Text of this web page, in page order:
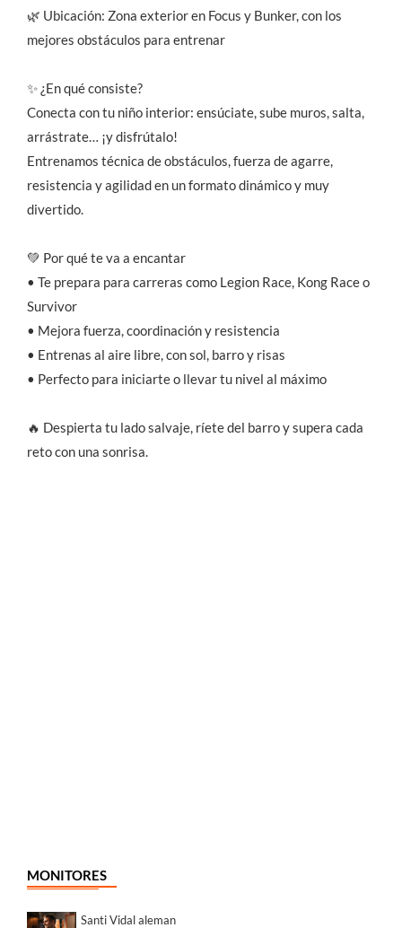
🌿 Ubicación: Zona exterior en Focus y Bunker, con los
mejores obstáculos para entrenar
✨ ¿En qué consiste?
Conecta con tu niño interior: ensúciate, sube muros, salta,
arrástrate… ¡y disfrútalo!
Entrenamos técnica de obstáculos, fuerza de agarre,
resistencia y agilidad en un formato dinámico y muy
divertido.
💚 Por qué te va a encantar
• Te prepara para carreras como Legion Race, Kong Race o
Survivor
• Mejora fuerza, coordinación y resistencia
• Entrenas al aire libre, con sol, barro y risas
• Perfecto para iniciarte o llevar tu nivel al máximo
🔥 Despierta tu lado salvaje, ríete del barro y supera cada
reto con una sonrisa.
MONITORES
Santi Vidal aleman